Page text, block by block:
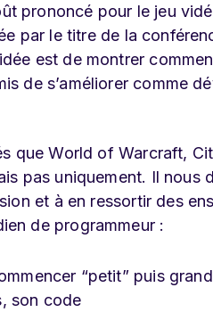
prononcé pour le jeu
par le titre de la
est de montrer
de s’améliorer comme
que World of Warcraft,
pas uniquement. Il nous
et à en ressortir des
de programmeur :
“petit” puis
son code